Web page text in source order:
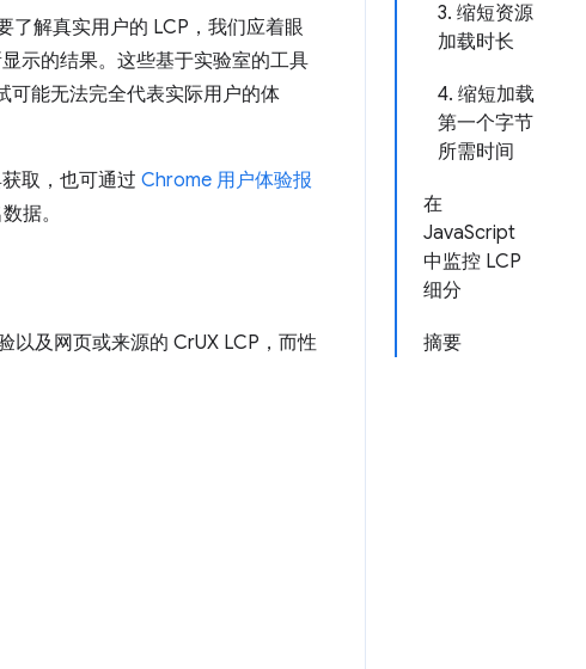
3. 缩短资源
加载时长
4. 缩短加载
第一个字节
所需时间
在
JavaScript
中监控 LCP
细分
摘要
了解真实用户的 LCP，我们应着眼
示的结果。这些基于实验室的工具
可能无法完全代表实际用户的体
取，也可通过 Chrome 用户体验报
据。
以及网页或来源的 CrUX LCP，而性